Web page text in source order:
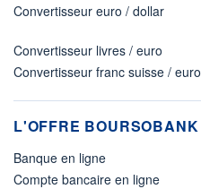
Convertisseur euro / dollar
Convertisseur livres / euro
Convertisseur franc suisse / euro
L'OFFRE BOURSOBANK
Banque en ligne
Compte bancaire en ligne